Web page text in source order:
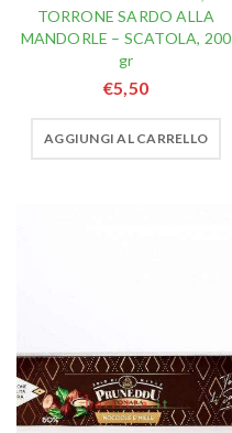
TORRONE SARDO ALLA
MANDORLE – SCATOLA, 200
gr
€5,50
AGGIUNGI AL CARRELLO